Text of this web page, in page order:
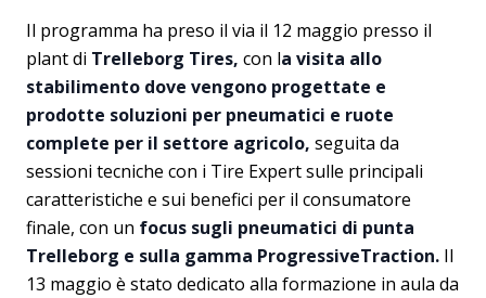
Il programma ha preso il via il 12 maggio presso il
plant di Trelleborg Tires, con la visita allo
stabilimento dove vengono progettate e
prodotte soluzioni per pneumatici e ruote
complete per il settore agricolo, seguita da
sessioni tecniche con i Tire Expert sulle principali
caratteristiche e sui benefici per il consumatore
finale, con un focus sugli pneumatici di punta
Trelleborg e sulla gamma ProgressiveTraction. Il
13 maggio è stato dedicato alla formazione in aula da